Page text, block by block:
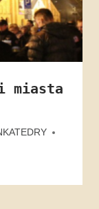
miasta